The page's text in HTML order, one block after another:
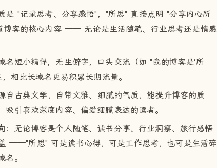
是 "记录思考、分享感悟"，"所思" 直接点明 "分享内心所
博客的核心内容 —— 无论是生活随笔、行业思考还是情感
名短小精悍，无生僻字，口头交流（如 "我的博客是‘所
相比长域名更易积累长期流量。
自古典文学，自带文雅、细腻的气质，能提升博客的质
引喜欢深度内容、偏爱细腻表达的读者。
：无论博客是个人随笔、读书分享、行业洞察、旅行感悟
——"所思" 可是读书心得，可是工作思考，也可是生活碎
。